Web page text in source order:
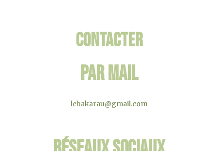
Contacter
Par mail
lebakarau@gmail.com